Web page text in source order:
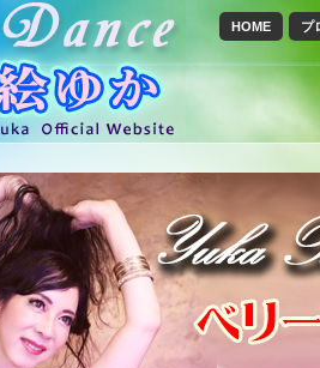
プ
HOME